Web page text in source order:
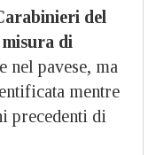
del
di
nel pavese, ma
mentre
precedenti di